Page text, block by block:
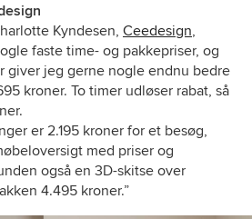
Kyndesen, Ceedesign,
faste time- og pakkepriser, og
giver jeg gerne nogle endnu bedre
kroner. To timer udløser rabat, så
er 2.195 kroner for et besøg,
med priser og
også en 3D-skitse over
4.495 kroner.”